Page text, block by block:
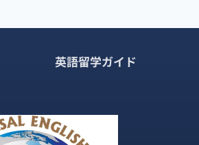
英語留学ガイド